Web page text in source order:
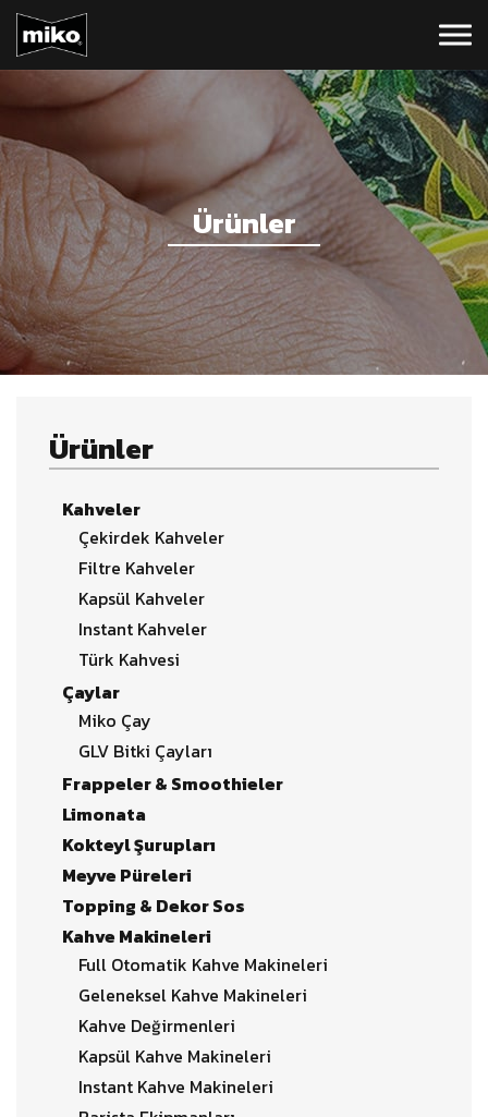
Ürünler
Ürünler
Kahveler
Çekirdek Kahveler
Filtre Kahveler
Kapsül Kahveler
Instant Kahveler
Türk Kahvesi
Çaylar
Miko Çay
GLV Bitki Çayları
Frappeler & Smoothieler
Limonata
Kokteyl Şurupları
Meyve Püreleri
Topping & Dekor Sos
Kahve Makineleri
Full Otomatik Kahve Makineleri
Geleneksel Kahve Makineleri
Kahve Değirmenleri
Kapsül Kahve Makineleri
Instant Kahve Makineleri